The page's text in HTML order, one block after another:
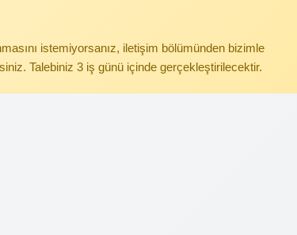
istemiyorsanız, iletişim bölümünden bizimle
Talebiniz 3 iş günü içinde gerçekleştirilecektir.